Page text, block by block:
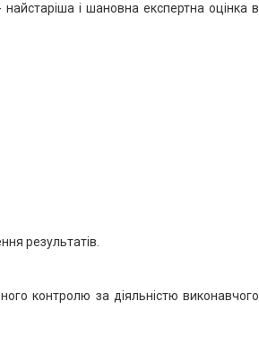
і шановна експертна оцінка в
результатів.
контролю за діяльністю виконавчого